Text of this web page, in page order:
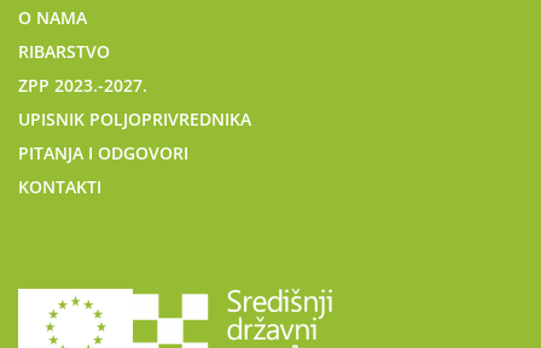
O NAMA
RIBARSTVO
ZPP 2023.-2027.
UPISNIK POLJOPRIVREDNIKA
PITANJA I ODGOVORI
KONTAKTI